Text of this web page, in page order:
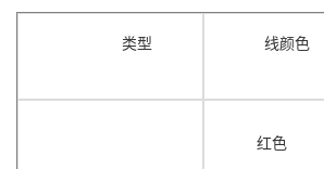
类型 线颜色
红色